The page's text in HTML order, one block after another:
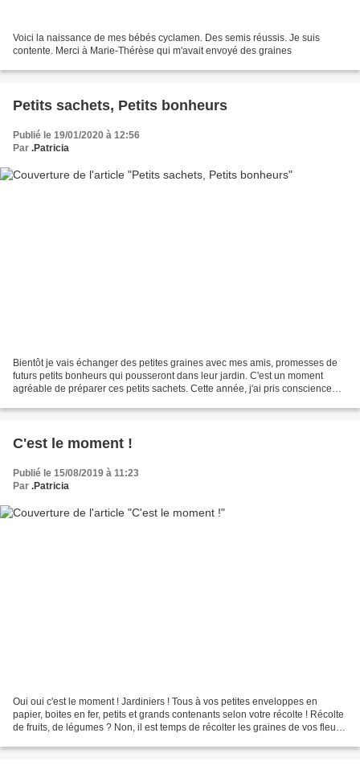
Voici la naissance de mes bébés cyclamen. Des semis réussis. Je suis
contente. Merci à Marie-Thérèse qui m'avait envoyé des graines
Petits sachets, Petits bonheurs
Publié le 19/01/2020 à 12:56
Par .Patricia
Bientôt je vais échanger des petites graines avec mes amis, promesses de
futurs petits bonheurs qui pousseront dans leur jardin. C'est un moment
agréable de préparer ces petits sachets. Cette année, j'ai pris conscience
C'est le moment !
Publié le 15/08/2019 à 11:23
Par .Patricia
Oui oui c'est le moment ! Jardiniers ! Tous à vos petites enveloppes en
papier, boites en fer, petits et grands contenants selon votre récolte ! Récolte
de fruits, de légumes ? Non, il est temps de récolter les graines de vos fleurs